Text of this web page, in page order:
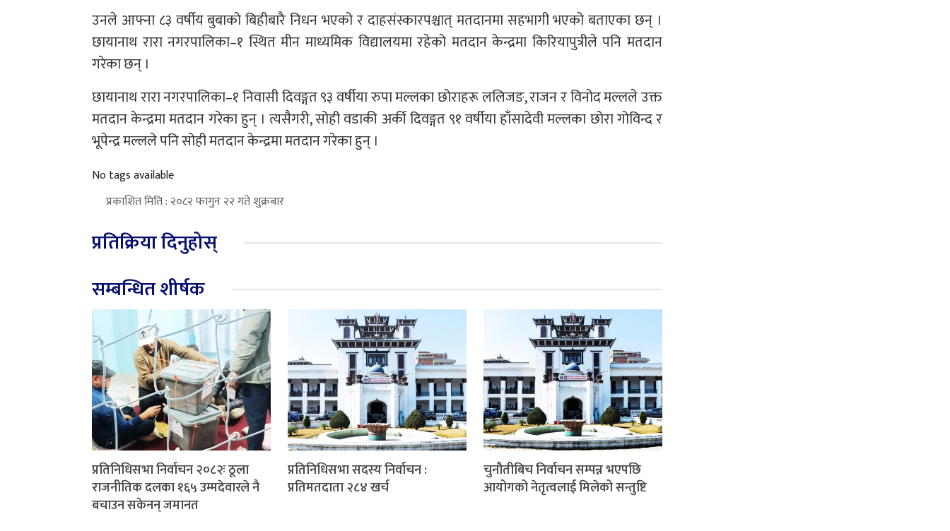
उनले आफ्ना ८३ वर्षीय बुबाको बिहीबारै निधन भएको र दाहसंस्कारपश्चात् मतदानमा सहभागी भएको बताएका छन् ।
छायानाथ रारा नगरपालिका–१ स्थित मीन माध्यमिक विद्यालयमा रहेको मतदान केन्द्रमा किरियापुत्रीले पनि मतदान
गरेका छन् ।
छायानाथ रारा नगरपालिका–१ निवासी दिवङ्गत ९३ वर्षीया रुपा मल्लका छोराहरू ललिजङ, राजन र विनोद मल्लले उक्त
मतदान केन्द्रमा मतदान गरेका हुन् । त्यसैगरी, सोही वडाकी अर्की दिवङ्गत ९१ वर्षीया हाँसादेवी मल्लका छोरा गोविन्द र
भूपेन्द्र मल्लले पनि सोही मतदान केन्द्रमा मतदान गरेका हुन् ।
No tags available
प्रकाशित मिति : २०८२ फागुन २२ गते शुक्रबार
प्रतिक्रिया दिनुहोस्
सम्बन्धित शीर्षक
प्रतिनिधिसभा निर्वाचन २०८२ः ठूला
राजनीतिक दलका १६५ उम्मदेवारले नै
बचाउन सकेनन् जमानत
प्रतिनिधिसभा सदस्य निर्वाचन :
प्रतिमतदाता २८४ खर्च
चुनौतीबिच निर्वाचन सम्पन्न भएपछि
आयोगको नेतृत्वलाई मिलेको सन्तुष्टि